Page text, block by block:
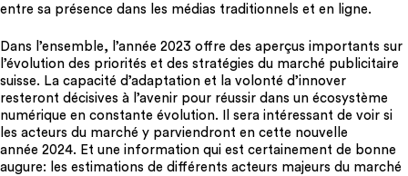
entre sa présence dans les médias traditionnels et en ligne.
Dans l’ensemble, l’année 2023 offre des aperçus importants sur
l’évolution des priorités et des stratégies du marché publicitaire
suisse. La capacité d’adaptation et la volonté d’innover
resteront décisives à l’avenir pour réussir dans un écosystème
numérique en constante évolution. Il sera intéressant de voir si
les acteurs du marché y parviendront en cette nouvelle
année 2024. Et une information qui est certainement de bonne
augure: les estimations de différents acteurs majeurs du marché